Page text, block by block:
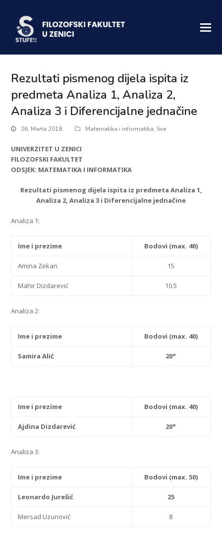
Rezultati pismenog dijela ispita iz
predmeta Analiza 1, Analiza 2,
Analiza 3 i Diferencijalne jednačine
26. Marta 2018. Matematika i informatika, Sve
UNIVERZITET U ZENICI
FILOZOFSKI FAKULTET
ODSJEK: MATEMATIKA I INFORMATIKA
Rezultati pismenog dijela ispita iz predmeta Analiza 1,
Analiza 2, Analiza 3 i Diferencijalne jednačine
Analiza 1:
Ime i prezime Bodovi (max. 40)
Amina Zekan 15
Mahir Dizdarević 10.5
Analiza 2:
Ime i prezime Bodovi (max. 40)
Samira Alić 20*
Ime i prezime Bodovi (max. 40)
Ajdina Dizdarević 20*
Analiza 3:
Ime i prezime Bodovi (max. 50)
Leonardo Jurešić 25
Mersad Uzunović 8